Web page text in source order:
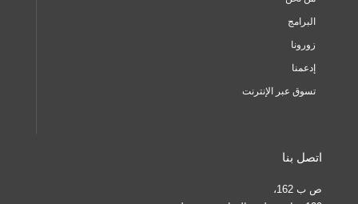
البرامج
زورونا
إدعمنا
تسوق عبر الإنترنت
اتصل بنا
ص ب 162،